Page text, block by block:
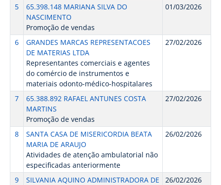
5
65.398.148 MARIANA SILVA DO
NASCIMENTO
Promoção de vendas
01/03/2026
6
GRANDES MARCAS REPRESENTACOES
DE MATERIAS LTDA
Representantes comerciais e agentes
do comércio de instrumentos e
materiais odonto-médico-hospitalares
27/02/2026
7
65.388.892 RAFAEL ANTUNES COSTA
MARTINS
Promoção de vendas
27/02/2026
8
SANTA CASA DE MISERICORDIA BEATA
MARIA DE ARAUJO
Atividades de atenção ambulatorial não
especificadas anteriormente
26/02/2026
9
SILVANIA AQUINO ADMINISTRADORA DE
26/02/2026